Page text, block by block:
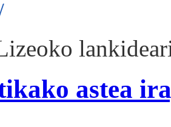
astea